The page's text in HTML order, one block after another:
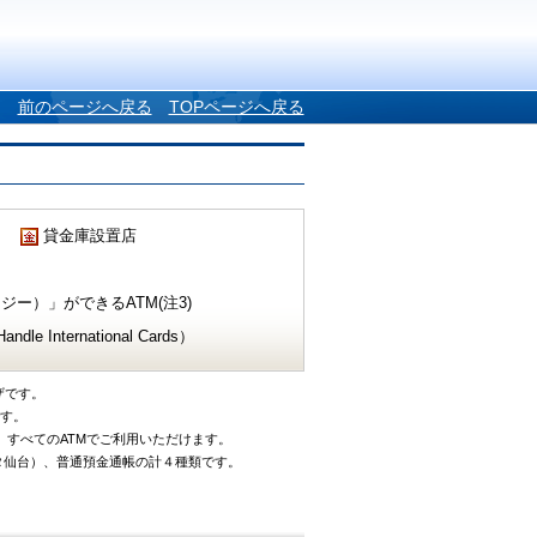
前のページへ戻る TOPページへ戻る
貸金庫設置店
ー）」ができるATM(注3)
International Cards）
す。
。
べてのATMでご利用いただけます。
台）、普通預金通帳の計４種類です。